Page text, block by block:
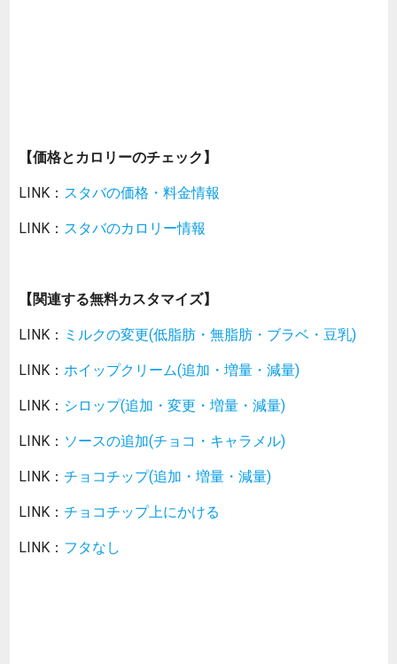
【価格とカロリーのチェック】
LINK： スタバの価格・料金情報
LINK： スタバのカロリー情報
【関連する無料カスタマイズ】
LINK： ミルクの変更(低脂肪・無脂肪・ブラベ・豆乳)
LINK： ホイップクリーム(追加・増量・減量)
LINK： シロップ(追加・変更・増量・減量)
LINK： ソースの追加(チョコ・キャラメル)
LINK： チョコチップ(追加・増量・減量)
LINK： チョコチップ上にかける
LINK： フタなし